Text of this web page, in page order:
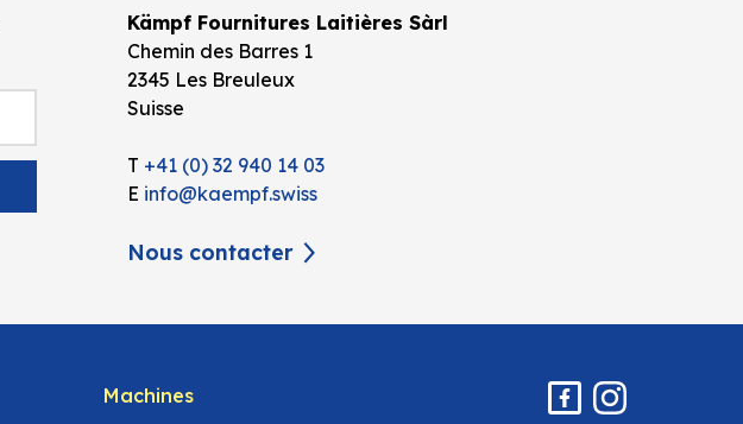
Kämpf Fournitures Laitières Sàrl
Chemin des Barres 1
2345 Les Breuleux
Suisse
T +41 (0) 32 940 14 03
E info@kaempf.swiss
Nous contacter
Machines